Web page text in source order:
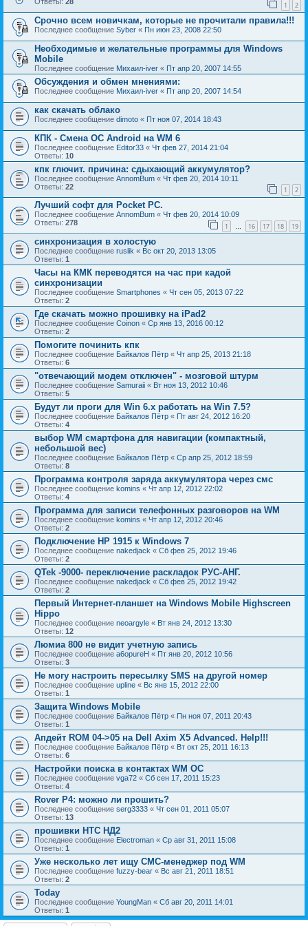
1 2
Срочно всем новичкам, которые не прочитали правила!!!
Последнее сообщение Syber « Пн июн 23, 2008 22:50
Необходимые и желательные программы для Windows
Mobile
Последнее сообщение Михаил-iver « Пт апр 20, 2007 14:55
Обсуждения и обмен мнениями:
Последнее сообщение Михаил-iver « Пт апр 20, 2007 14:54
как скачать облако
Последнее сообщение dimoto « Пт ноя 07, 2014 18:43
КПК - Смена ОС Android на WM 6
Последнее сообщение Editor33 « Чт фев 27, 2014 21:04
Ответы: 10
кпк глючит. причина: сдыхающий аккумулятор?
Последнее сообщение AnnomBum « Чт фев 20, 2014 10:11
Ответы: 22 1 2
Лучший софт для Pocket PC.
Последнее сообщение AnnomBum « Чт фев 20, 2014 10:09
Ответы: 278 1 … 16 17 18 19
синхронизация в холостую
Последнее сообщение ruslik « Вс окт 20, 2013 13:05
Ответы: 1
Часы на КМК переводятся на час при кадой
синхронизации
Последнее сообщение Smartphones « Чт сен 05, 2013 07:22
Ответы: 2
Где скачать можно прошивку на iPad2
Последнее сообщение Coinon « Ср янв 13, 2016 00:12
Ответы: 2
Помогите починить кпк
Последнее сообщение Байкалов Пётр « Чт апр 25, 2013 21:18
Ответы: 6
"отвечающий модем отключен" - мозговой штурм
Последнее сообщение Samuraii « Вт ноя 13, 2012 10:46
Ответы: 5
Будут ли проги для Win 6.x работать на Win 7.5?
Последнее сообщение Байкалов Пётр « Пт авг 24, 2012 16:20
Ответы: 4
выбор WM смартфона для навигации (компактный,
небольшой вес)
Последнее сообщение Байкалов Пётр « Ср апр 25, 2012 18:59
Ответы: 8
Программа контроля заряда аккумулятора через смс
Последнее сообщение komins « Чт апр 12, 2012 22:02
Ответы: 4
Программа для записи телефонных разговоров на WM
Последнее сообщение komins « Чт апр 12, 2012 20:46
Ответы: 2
Подключение HP 1915 к Windows 7
Последнее сообщение nakedjack « Сб фев 25, 2012 19:46
Ответы: 2
QTek -9000- переключение раскладок РУС-АНГ.
Последнее сообщение nakedjack « Сб фев 25, 2012 19:42
Ответы: 2
Первый Интернет-планшет на Windows Mobile Highscreen
Hippo
Последнее сообщение neoargyle « Вт янв 24, 2012 13:30
Ответы: 12
Люмиа 800 не видит учетную запись
Последнее сообщение a6opureH « Пт янв 20, 2012 10:56
Ответы: 3
Не могу настроить пересылку SMS на другой номер
Последнее сообщение upline « Вс янв 15, 2012 22:00
Ответы: 1
Защита Windows Mobile
Последнее сообщение Байкалов Пётр « Пн ноя 07, 2011 20:43
Ответы: 1
Апдейт RОМ 04->05 на Dell Axim X5 Advanced. Help!!!
Последнее сообщение Байкалов Пётр « Вт окт 25, 2011 16:13
Ответы: 6
Настройки поиска в контактах WM ОС
Последнее сообщение vga72 « Сб сен 17, 2011 15:23
Ответы: 4
Rover P4: можно ли прошить?
Последнее сообщение serg3333 « Чт сен 01, 2011 05:07
Ответы: 13
прошивки НТС НД2
Последнее сообщение Electroman « Ср авг 31, 2011 15:08
Ответы: 1
Уже несколько лет ищу СМС-менеджер под WM
Последнее сообщение fuzzy-bear « Вс авг 21, 2011 18:51
Ответы: 2
Today
Последнее сообщение YoungMan « Сб авг 20, 2011 14:01
Ответы: 1